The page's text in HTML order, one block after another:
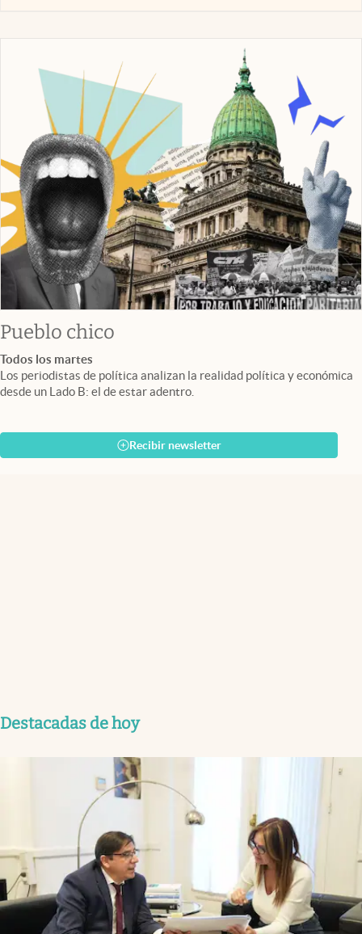
Pueblo chico
Todos los martes
Los periodistas de política analizan la realidad política y económica
desde un Lado B: el de estar adentro.
Recibir newsletter
Destacadas de hoy